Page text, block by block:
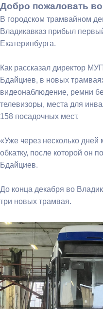
Добро пожаловать
В городском трамвайном
Владикавказ прибыл
Екатеринбурга.
Как рассказал директор
Бдайциев, в новых
видеонаблюдение, ремни
телевизоры, места для
158 посадочных мест.
«Уже через несколько
обкатку, после которой он
Бдайциев.
До конца декабря во
три новых трамвая.